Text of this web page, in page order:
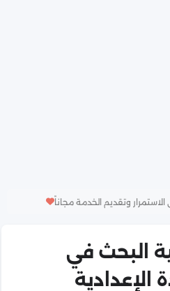
وتقديم الخدمة مجاناً
البحث في
الإعدادية